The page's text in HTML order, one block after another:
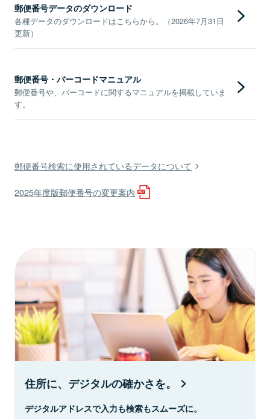
郵便番号データのダウンロード
各種データのダウンロードはこちらから。（2026年7月31日
更新）
郵便番号・バーコードマニュアル
郵便番号や、バーコードに関するマニュアルを掲載していま
す。
郵便番号検索に使用されているデータについて
2025年度版郵便番号の変更案内
住所に、デジタルの確かさを。
デジタルアドレスで入力も検索もスムーズに。